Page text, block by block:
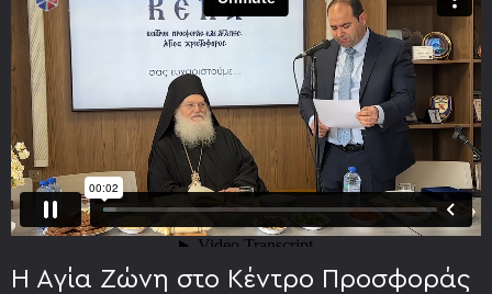
Η Αγία Ζώνη στο Κέντρο Προσφοράς